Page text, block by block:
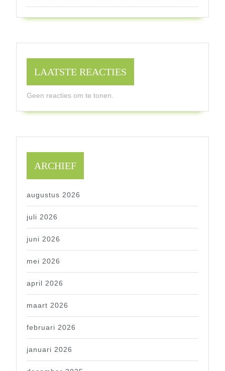
LAATSTE REACTIES
Geen reacties om te tonen.
ARCHIEF
augustus 2026
juli 2026
juni 2026
mei 2026
april 2026
maart 2026
februari 2026
januari 2026